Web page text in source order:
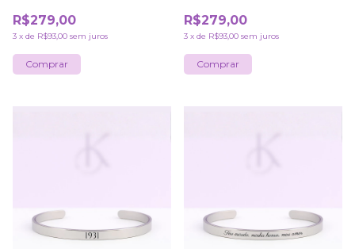
R$279,00
3 x de R$93,00 sem juros
Comprar
R$279,00
3 x de R$93,00 sem juros
Comprar